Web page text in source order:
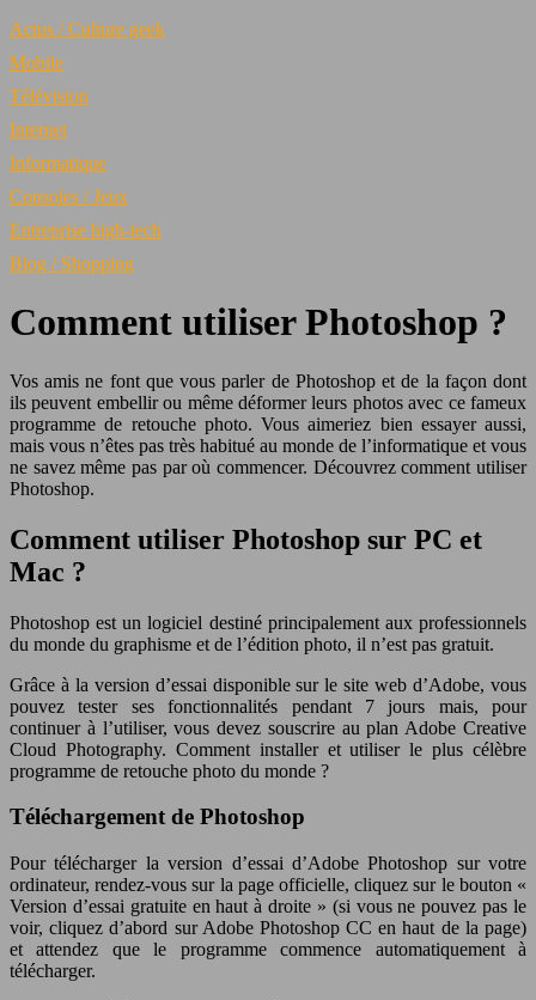
Actus / Culture geek
Mobile
Télévision
Internet
Informatique
Consoles / Jeux
Entreprise high-tech
Blog / Shopping
Comment utiliser Photoshop ?
Vos amis ne font que vous parler de Photoshop et de la façon dont
ils peuvent embellir ou même déformer leurs photos avec ce fameux
programme de retouche photo. Vous aimeriez bien essayer aussi,
mais vous n’êtes pas très habitué au monde de l’informatique et vous
ne savez même pas par où commencer. Découvrez comment utiliser
Photoshop.
Comment utiliser Photoshop sur PC et
Mac ?
Photoshop est un logiciel destiné principalement aux professionnels
du monde du graphisme et de l’édition photo, il n’est pas gratuit.
Grâce à la version d’essai disponible sur le site web d’Adobe, vous
pouvez tester ses fonctionnalités pendant 7 jours mais, pour
continuer à l’utiliser, vous devez souscrire au plan Adobe Creative
Cloud Photography. Comment installer et utiliser le plus célèbre
programme de retouche photo du monde ?
Téléchargement de Photoshop
Pour télécharger la version d’essai d’Adobe Photoshop sur votre
ordinateur, rendez-vous sur la page officielle, cliquez sur le bouton «
Version d’essai gratuite en haut à droite » (si vous ne pouvez pas le
voir, cliquez d’abord sur Adobe Photoshop CC en haut de la page)
et attendez que le programme commence automatiquement à
télécharger.